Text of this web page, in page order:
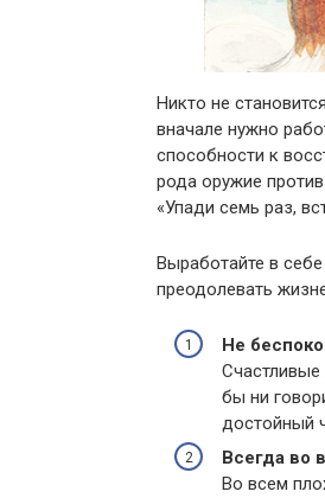
Никто не
вначале нужно
способности к
рода оружие
«Упади семь раз,
Выработайте в
преодолевать
Не
бы ни
достойный
Всегда во
Во всем